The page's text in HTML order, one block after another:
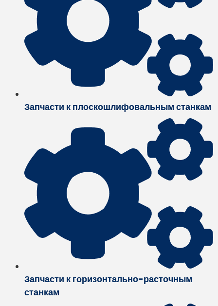
Запчасти к плоскошлифовальным станкам
Запчасти к горизонтально-расточным
станкам